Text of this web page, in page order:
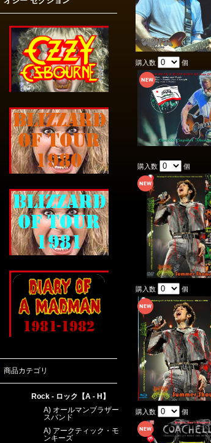
購入数
個
購入数
個
購入数
個
購入数
個
商品カテゴリ
Rock - ロック【A - H】
A) オールマンブラザー
スバンド
A) アークティック・モ
ンキーズ